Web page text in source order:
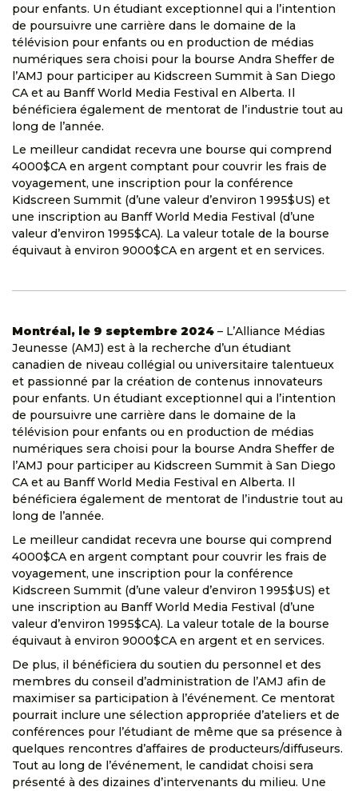
pour enfants. Un étudiant exceptionnel qui a l’intention
de poursuivre une carrière dans le domaine de la
télévision pour enfants ou en production de médias
numériques sera choisi pour la bourse Andra Sheffer de
l’AMJ pour participer au Kidscreen Summit à San Diego
CA et au Banff World Media Festival en Alberta. Il
bénéficiera également de mentorat de l’industrie tout au
long de l’année.
Le meilleur candidat recevra une bourse qui comprend
4000$CA en argent comptant pour couvrir les frais de
voyagement, une inscription pour la conférence
Kidscreen Summit (d’une valeur d’environ 1 995$US) et
une inscription au Banff World Media Festival (d’une
valeur d’environ 1995$CA). La valeur totale de la bourse
équivaut à environ 9000$CA en argent et en services.
Montréal, le 9 septembre 2024 – L’Alliance Médias
Jeunesse (AMJ) est à la recherche d’un étudiant
canadien de niveau collégial ou universitaire talentueux
et passionné par la création de contenus innovateurs
pour enfants. Un étudiant exceptionnel qui a l’intention
de poursuivre une carrière dans le domaine de la
télévision pour enfants ou en production de médias
numériques sera choisi pour la bourse Andra Sheffer de
l’AMJ pour participer au Kidscreen Summit à San Diego
CA et au Banff World Media Festival en Alberta. Il
bénéficiera également de mentorat de l’industrie tout au
long de l’année.
Le meilleur candidat recevra une bourse qui comprend
4000$CA en argent comptant pour couvrir les frais de
voyagement, une inscription pour la conférence
Kidscreen Summit (d’une valeur d’environ 1 995$US) et
une inscription au Banff World Media Festival (d’une
valeur d’environ 1995$CA). La valeur totale de la bourse
équivaut à environ 9000$CA en argent et en services.
De plus, il bénéficiera du soutien du personnel et des
membres du conseil d’administration de l’AMJ afin de
maximiser sa participation à l’événement. Ce mentorat
pourrait inclure une sélection appropriée d’ateliers et de
conférences pour l’étudiant de même que sa présence à
quelques rencontres d’affaires de producteurs/diffuseurs.
Tout au long de l’événement, le candidat choisi sera
présenté à des dizaines d’intervenants du milieu. Une